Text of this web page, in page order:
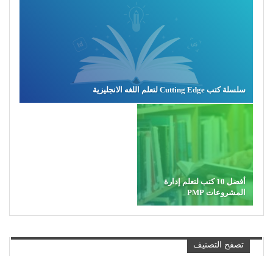
سلسلة كتب Cutting Edge لتعلم اللغه الانجليزية
أفضل 10 كتب لتعلم إدارة
المشروعات PMP
تصفح التصنيف